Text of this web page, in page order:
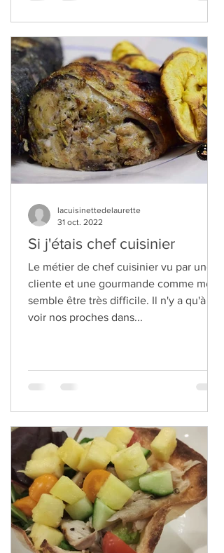
Si j'étais chef cuisinier
Le métier de chef cuisinier vu par une
cliente et une gourmande comme moi
semble être très difficile. Il n'y a qu'à
voir nos proches dans...
lacuisinettedelaurette
31 oct. 2022